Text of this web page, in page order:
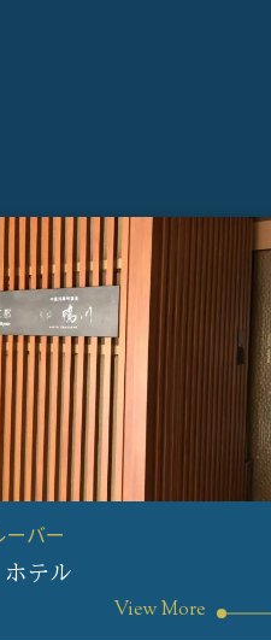
ーバー
テル
View More